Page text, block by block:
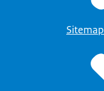
Sitemap